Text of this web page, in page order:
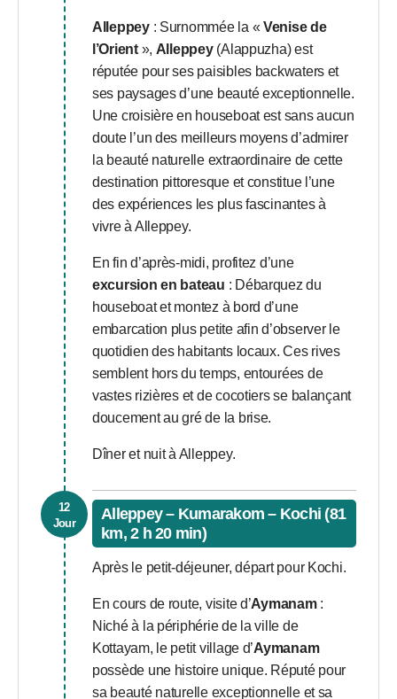
Alleppey: Surnommée la « Venise de
l’Orient», Alleppey(Alappuzha) est
réputée pour ses paisibles backwaters et
ses paysages d’une beauté exceptionnelle.
Une croisière en houseboat est sans aucun
doute l’un des meilleurs moyens d’admirer
la beauté naturelle extraordinaire de cette
destination pittoresque et constitue l’une
des expériences les plus fascinantes à
vivre à Alleppey.
En fin d’après-midi, profitez d’une
excursion en bateau : Débarquez du
houseboat et montez à bord d’une
embarcation plus petite afin d’observer le
quotidien des habitants locaux. Ces rives
semblent hors du temps, entourées de
vastes rizières et de cocotiers se balançant
doucement au gré de la brise.
Dîner et nuit à Alleppey.
12
Jour
Alleppey – Kumarakom – Kochi (81
km, 2 h 20 min)
Après le petit-déjeuner, départ pour Kochi.
En cours de route, visite d’Aymanam:
Niché à la périphérie de la ville de
Kottayam, le petit village d’Aymanam
possède une histoire unique. Réputé pour
sa beauté naturelle exceptionnelle et sa